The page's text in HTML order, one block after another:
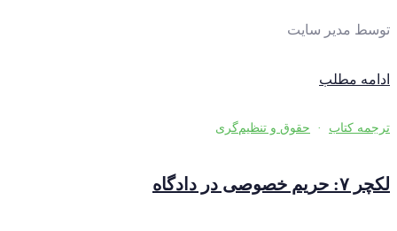
توسط مدیر سایت
ادامه مطلب
ترجمه کتاب · حقوق و تنظیم‌گری
لکچر ۷: حریم خصوصی در دادگاه